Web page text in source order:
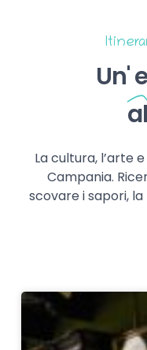
Un'
La cultura, l’arte
Campania.
scovare i sapori,